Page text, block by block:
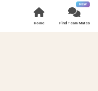
Home
New
Find Team Mates